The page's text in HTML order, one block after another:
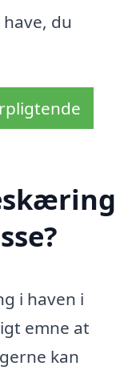
du
i haven i
emne at
kan